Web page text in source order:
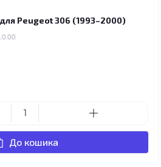
Peugeot 306 (1993–2000)
До кошика